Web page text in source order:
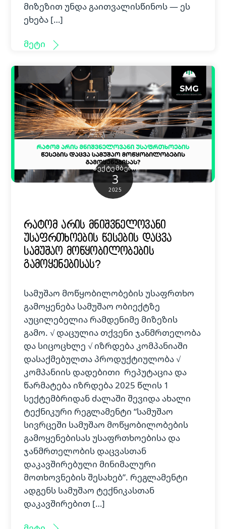
მიზეზით უნდა გაითვალისწინოს — ეს
ეხება […]
მეტი
ᲡᲔᲥᲢᲔᲛᲑᲔᲠᲘ
3
2025
რატომ არის მნიშვნელოვანი
უსაფრთხოების წესების დაცვა
სამუშაო მოწყობილობების
გამოყენებისას?
სამუშაო მოწყობილობების უსაფრთხო
გამოყენება სამუშაო ობიექტზე
აუცილებელია რამდენიმე მიზეზის
გამო. √ დაცულია თქვენი ჯანმრთელობა
და სიცოცხლე √ იზრდება კომპანიაში
დასაქმებულთა პროდუქტიულობა √
კომპანიის დადებითი რეპუტაცია და
წარმატება იზრდება 2025 წლის 1
სექტემბრიდან ძალაში შევიდა ახალი
ტექნიკური რეგლამენტი “სამუშაო
სივრცეში სამუშაო მოწყობილობების
გამოყენებისას უსაფრთხოებისა და
ჯანმრთელობის დაცვასთან
დაკავშირებული მინიმალური
მოთხოვნების შესახებ”. რეგლამენტი
ადგენს სამუშაო ტექნიკასთან
დაკავშირებით […]